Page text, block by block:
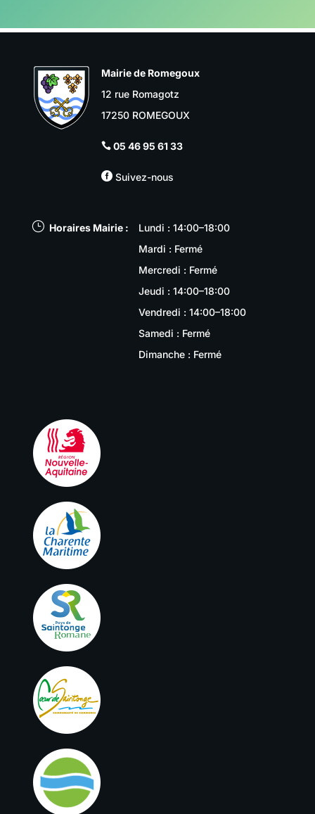
Mairie de Romegoux
12 rue Romagotz
17250 ROMEGOUX
 05 46 95 61 33
Suivez-nous
} Horaires Mairie :
Lundi : 14:00–18:00
Mardi : Fermé
Mercredi : Fermé
Jeudi : 14:00–18:00
Vendredi : 14:00–18:00
Samedi : Fermé
Dimanche : Fermé